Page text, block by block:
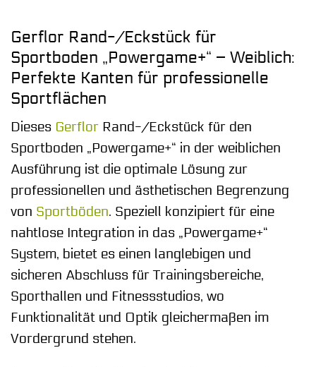
Gerflor Rand-/Eckstück für
Sportboden „Powergame+“ – Weiblich:
Perfekte Kanten für professionelle
Sportflächen
Dieses Gerflor Rand-/Eckstück für den
Sportboden „Powergame+“ in der weiblichen
Ausführung ist die optimale Lösung zur
professionellen und ästhetischen Begrenzung
von Sportböden. Speziell konzipiert für eine
nahtlose Integration in das „Powergame+“
System, bietet es einen langlebigen und
sicheren Abschluss für Trainingsbereiche,
Sporthallen und Fitnessstudios, wo
Funktionalität und Optik gleichermaßen im
Vordergrund stehen.